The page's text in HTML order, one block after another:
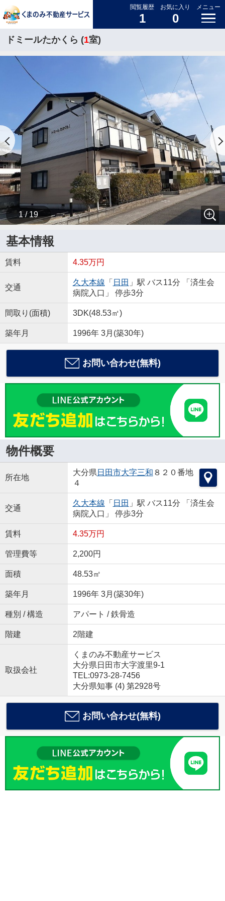
閲覧履歴
1
お気に入り
0
メニュー
ドミールたかくら (1室)
1 / 19
基本情報
賃料 4.35万円
交通
久大本線 「 日田 」駅 バス11分 「済生会
病院入口」 停歩3分
間取り(面積) 3DK(48.53㎡)
築年月 1996年 3月(築30年)
お問い合わせ(無料)
物件概要
所在地
大分県 日田市大字三和 ８２０番地
４
交通
久大本線 「 日田 」駅 バス11分 「済生会
病院入口」 停歩3分
賃料 4.35万円
管理費等 2,200円
面積 48.53㎡
築年月 1996年 3月(築30年)
種別 / 構造 アパート / 鉄骨造
階建 2階建
取扱会社
くまのみ不動産サービス
大分県日田市大字渡里9-1
TEL:0973-28-7456
大分県知事 (4) 第2928号
お問い合わせ(無料)